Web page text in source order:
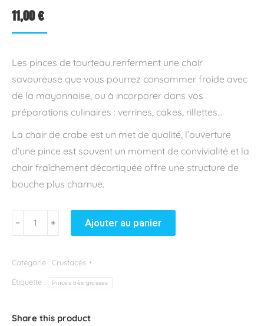
11,00€
Les pinces de tourteau renferment une chair
savoureuse que vous pourrez consommer froide avec
de la mayonnaise, ou à incorporer dans vos
préparations culinaires : verrines, cakes, rillettes…
La chair de crabe est un met de qualité, l’ouverture
d’une pince est souvent un moment de convivialité et la
chair fraîchement décortiquée offre une structure de
bouche plus charnue.
quantité
de
moyenne
de
cuite
﹣ ﹢ Ajouter au panier
Catégorie : Crustacés
Étiquette : Pinces très grosses
Share this product